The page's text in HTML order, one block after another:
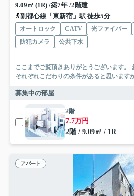
9.09㎡ (1R) /築7年 /2階建
副都心線「東新宿」駅 徒歩5分
オートロック CATV 光ファイバー
防犯カメラ
公共下水
ここまでご覧頂きありがとうございます。 お部屋探しの際には、皆さま
それぞれこだわりの条件があると思います
募集中の部屋
2階
7.7万円
2階 / 9.09㎡ / 1R
アパート